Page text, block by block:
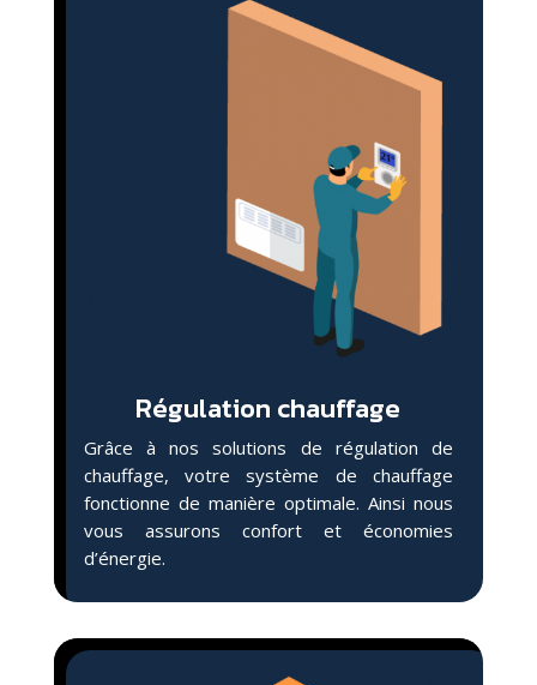
Régulation chauffage
Grâce à nos solutions de régulation de
chauffage, votre système de chauffage
fonctionne de manière optimale. Ainsi nous
vous assurons confort et économies
d’énergie.